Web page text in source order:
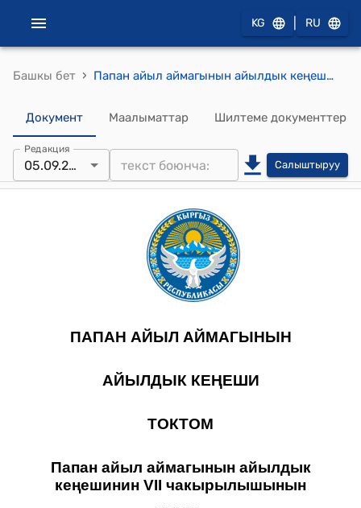
KG RU
Башкы бет › Папан айыл аймагынын айылдык кеңешинин 2024-жылдын 5-сентябрындагы № III "Маалыматтык жана жарнамалык түзүмдү жакшыртуу жана пайдалануу эрежелери жөнүндө" токтому.
Документ Маалыматтар Шилтеме документтер
Редакция
05.09.2024 Салыштыруу